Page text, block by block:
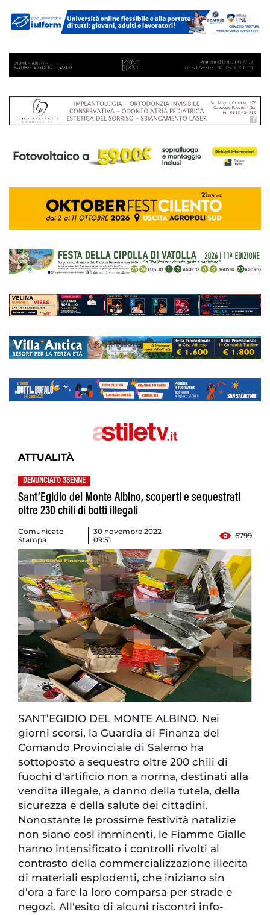
ATTUALITÀ
DENUNCIATO 38ENNE
Sant’Egidio del Monte Albino, scoperti e sequestrati
oltre 230 chili di botti illegali
Comunicato
Stampa
30 novembre 2022
09:51
6799
SANT’EGIDIO DEL MONTE ALBINO. Nei
giorni scorsi, la Guardia di Finanza del
Comando Provinciale di Salerno ha
sottoposto a sequestro oltre 200 chili di
fuochi d'artificio non a norma, destinati alla
vendita illegale, a danno della tutela, della
sicurezza e della salute dei cittadini.
Nonostante le prossime festività natalizie
non siano così imminenti, le Fiamme Gialle
hanno intensificato i controlli rivolti al
contrasto della commercializzazione illecita
di materiali esplodenti, che iniziano sin
d'ora a fare la loro comparsa per strade e
negozi. All'esito di alcuni riscontri info-